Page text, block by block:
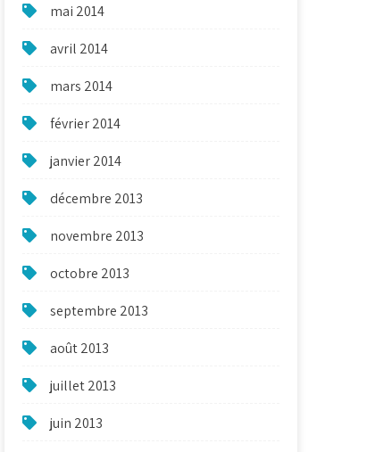
mai 2014
avril 2014
mars 2014
février 2014
janvier 2014
décembre 2013
novembre 2013
octobre 2013
septembre 2013
août 2013
juillet 2013
juin 2013